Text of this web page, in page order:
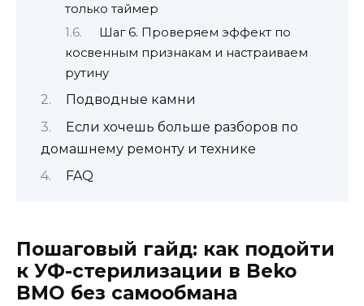
только таймер
Шаг 6. Проверяем эффект по
косвенным признакам и настраиваем
рутину
Подводные камни
Если хочешь больше разборов по
домашнему ремонту и технике
FAQ
Пошаговый гайд: как подойти
к УФ-стерилизации в Beko
BMO без самообмана